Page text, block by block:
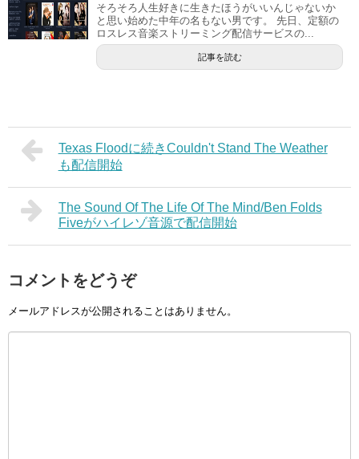
そろそろ人生好きに生きたほうがいいんじゃないか
と思い始めた中年の名もない男です。 先日、定額の
ロスレス音楽ストリーミング配信サービスの...
記事を読む
Texas Floodに続きCouldn't Stand The Weather
も配信開始
The Sound Of The Life Of The Mind/Ben Folds
Fiveがハイレゾ音源で配信開始
コメントをどうぞ
メールアドレスが公開されることはありません。